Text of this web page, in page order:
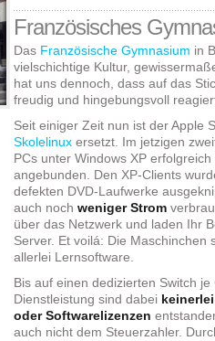
SKOLELINUX
MIT
LTSP
AM
COLLÈGE
FRANÇAIS
Französisches
Das Französische Gymnasium in
vielschichtige Kultur,
hat uns dennoch, dass auf das
freudig und hingebungsvoll
Seit einiger Zeit nun ist der Apple
Skolelinuxersetzt. Im jetzigen
PCs unter Windows XP
angebunden. Den XP-Clients
defekten DVD-Laufwerke
auch noch weniger Strom
über das Netzwerk und laden Ihr
Server. Et voilá: Die Maschinchen
allerlei Lernsoftware.
Bis auf einen dedizierten Switch
Dienstleistung sind dabei
oder Softwarelizenzen
auch nicht dem Steuerzahler.